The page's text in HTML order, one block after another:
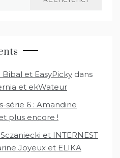
Bibal et EasyPicky dans
et ekWateur
série 6 : Amandine
plus encore !
et INTERNEST
Joyeux et ELIKA